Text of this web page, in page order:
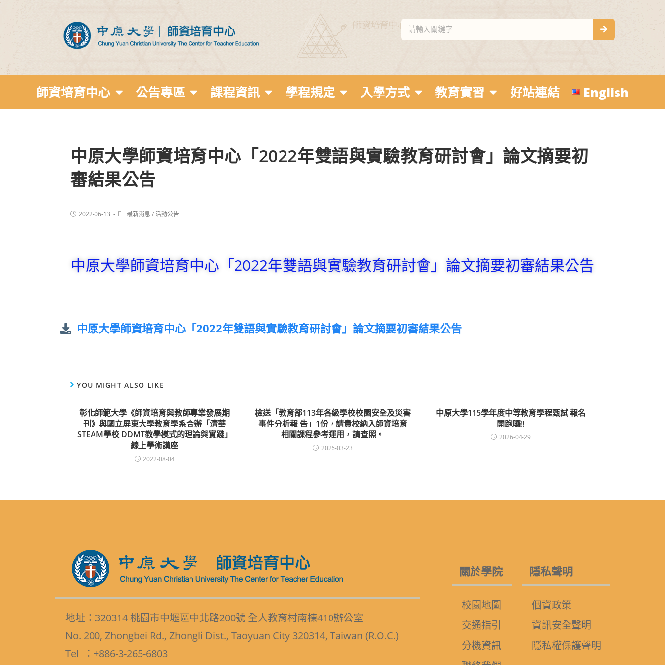
師資培育中心 公告專區 課程資訊 學程規定 入學方式 教育實習 好站連結 English
中原大學師資培育中心「2022年雙語與實驗教育研討會」論文摘要初
審結果公告
2022-06-13 最新消息 /活動公告
中原大學師資培育中心「2022年雙語與實驗教育研討會」論文摘要初審結果公告
中原大學師資培育中心「2022年雙語與實驗教育研討會」論文摘要初審結果公告
YOU MIGHT ALSO LIKE
彰化師範大學《師資培育與教師專業發展期
刊》與國立屏東大學教育學系合辦「清華
STEAM學校 DDMT教學模式的理論與實踐」
線上學術講座
2022-08-04
檢送「教育部113年各級學校校園安全及災害
事件分析報 告」1份，請貴校納入師資培育
相關課程參考運用，請查照。
2026-03-23
中原大學115學年度中等教育學程甄試 報名
開跑囉!!
2026-04-29
地址：320314 桃園市中壢區中北路200號 全人教育村南棟410辦公室
No. 200, Zhongbei Rd., Zhongli Dist., Taoyuan City 320314, Taiwan (R.O.C.)
Tel ：+886-3-265-6803
關於學院
校園地圖
交通指引
分機資訊
隱私聲明
個資政策
資訊安全聲明
隱私權保護聲明